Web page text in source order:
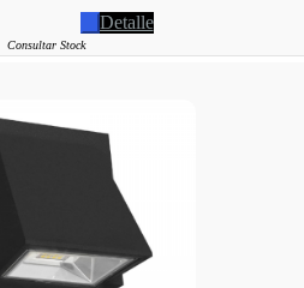
Detalle
Consultar Stock